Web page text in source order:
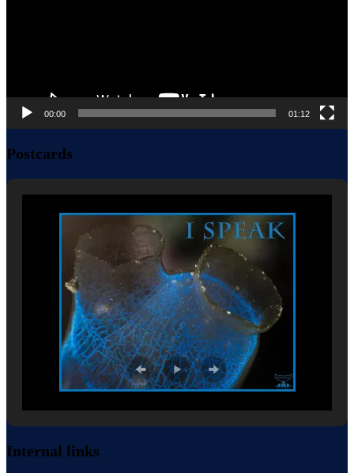
00:00 01:12
Postcards
Internal links